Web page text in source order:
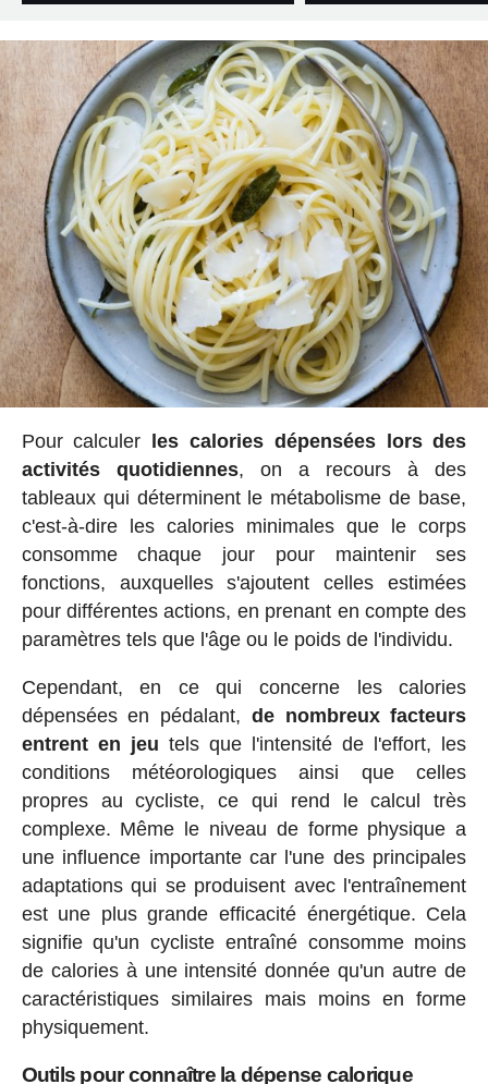
Pour calculer
les calories dépensées lors des
activités quotidiennes, on a recours à des
tableaux qui déterminent le métabolisme de base,
c'est-à-dire les calories minimales que le corps
consomme chaque jour pour maintenir ses
fonctions, auxquelles s'ajoutent celles estimées
pour différentes actions, en prenant en compte des
paramètres tels que l'âge ou le poids de l'individu.
Cependant, en ce qui concerne les calories
dépensées en pédalant, de nombreux facteurs
entrent en jeu tels que l'intensité de l'effort, les
conditions météorologiques ainsi que celles
propres au cycliste, ce qui rend le calcul très
complexe. Même le niveau de forme physique a
une influence importante car l'une des principales
adaptations qui se produisent avec l'entraînement
est une plus grande efficacité énergétique. Cela
signifie qu'un cycliste entraîné consomme moins
de calories à une intensité donnée qu'un autre de
caractéristiques similaires mais moins en forme
physiquement.
Outils pour connaître la dépense calorique